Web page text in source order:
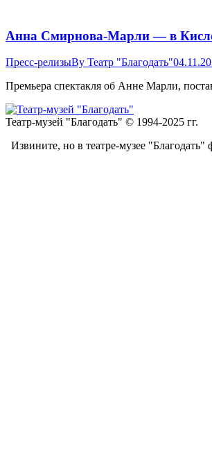
Анна Смирнова-Марли — в
Пресс-релизыBy Театр "Благодать"
Премьера спектакля об Анне Марли,
Театр-музей "Благодать" © 1994-2025 гг.
Извините, но в театре-музее